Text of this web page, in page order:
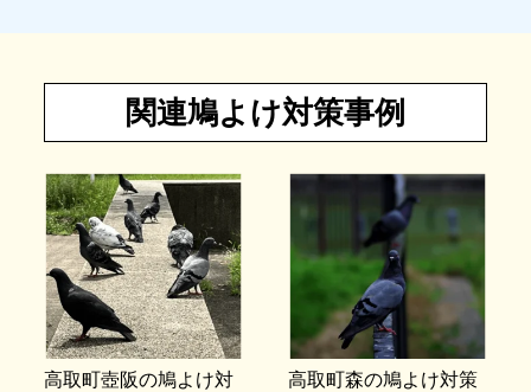
関連鳩よけ対策事例
高取町壺阪の鳩よけ対
高取町森の鳩よけ対策